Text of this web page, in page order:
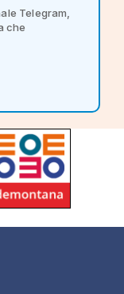
Telegram,
che